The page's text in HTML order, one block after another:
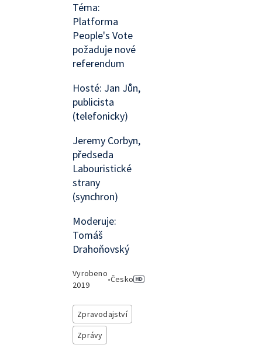
Téma:
Platforma
People's Vote
požaduje nové
referendum
Hosté: Jan Jůn,
publicista
(telefonicky)
Jeremy Corbyn,
předseda
Labouristické
strany
(synchron)
Moderuje:
Tomáš
Drahoňovský
Vyrobeno
2019
•Česko
Zpravodajství
Zprávy